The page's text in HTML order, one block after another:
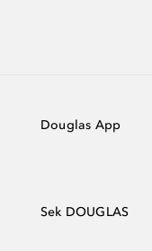
Douglas App
Sek DOUGLAS